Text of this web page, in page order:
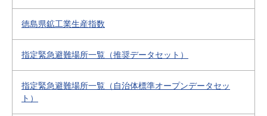
徳島県鉱工業生産指数
指定緊急避難場所一覧（推奨データセット）
指定緊急避難場所一覧（自治体標準オープンデータセッ
ト）